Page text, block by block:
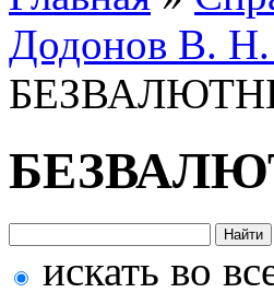
Додонов В. Н.
искать во